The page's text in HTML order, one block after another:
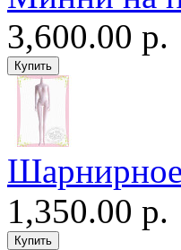
3,600.00 р.
1,350.00 р.